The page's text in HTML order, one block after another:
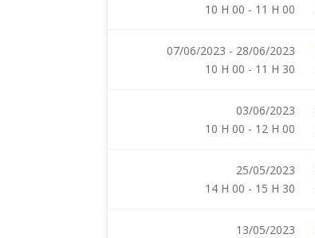
10 H 00 - 11 H 00
07/06/2023 - 28/06/2023
10 H 00 - 11 H 30
03/06/2023
10 H 00 - 12 H 00
25/05/2023
14 H 00 - 15 H 30
13/05/2023